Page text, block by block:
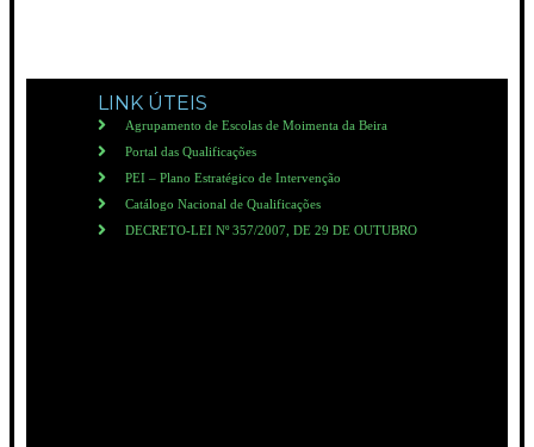
LINK ÚTEIS
Agrupamento de Escolas de Moimenta da Beira
Portal das Qualificações
PEI – Plano Estratégico de Intervenção
Catálogo Nacional de Qualificações
DECRETO-LEI Nº 357/2007, DE 29 DE OUTUBRO